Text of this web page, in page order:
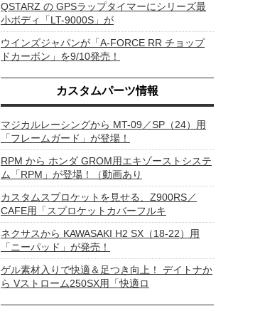
QSTARZ の GPSラップタイマーにシリーズ最
小ボディ「LT-9000S」が
ウインズジャパンが「A-FORCE RR チョップ
ドカーボン」を9/10発売！
カスタムパーツ情報
マジカルレーシングから MT-09／SP（24）用
「フレームガード」が登場！
RPM から ホンダ GROM用エキゾーストシステ
ム「RPM」が登場！（動画あり
カスタムスプロケットを見せる、Z900RS／
CAFE用「スプロケットカバーフルキ
ネクサスから KAWASAKI H2 SX（18-22）用
「ニーパッド」が発売！
ゲル素材入りで快適＆足つき向上！ デイトナか
ら Vストローム250SX用「快適ロ